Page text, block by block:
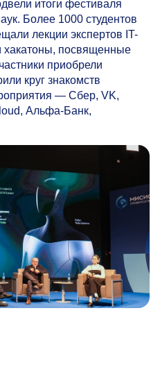
итоги фестиваля
Более 1000 студентов
лекции экспертов IT-
хакатоны, посвященные
приобрели
круг знакомств
— Сбер, VK,
Альфа-Банк,